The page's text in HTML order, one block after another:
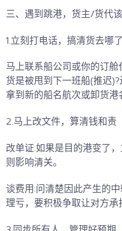
三、遇到跳港，货主/货代
1.立刻打电话，搞清货去哪了
马上联系船公司或你的订
货是被甩到下一班船(推迟
拿到新的船名航次或卸货港
2.马上改文件，算清钱和责
改单证:如果是目的港变了
则影响清关。
谈费用:问清楚因此产生的
理亏，要积极争取让对方承